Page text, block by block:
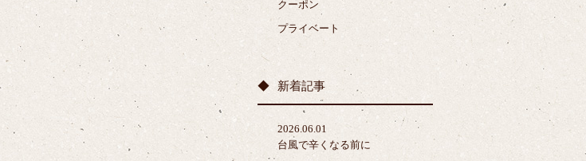
クーポン
プライベート
新着記事
2026.06.01
台風で辛くなる前に